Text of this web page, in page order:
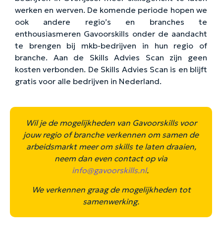
werken en werven. De komende periode hopen we
ook andere regio’s en branches te
enthousiasmeren Gavoorskills onder de aandacht
te brengen bij mkb-bedrijven in hun regio of
branche. Aan de Skills Advies Scan zijn geen
kosten verbonden. De Skills Advies Scan is en blijft
gratis voor alle bedrijven in Nederland.
Wil je de mogelijkheden van Gavoorskills voor
jouw regio of branche verkennen om samen de
arbeidsmarkt meer om skills te laten draaien,
neem dan even contact op via
info@gavoorskills.nl.
We verkennen graag de mogelijkheden tot
samenwerking.